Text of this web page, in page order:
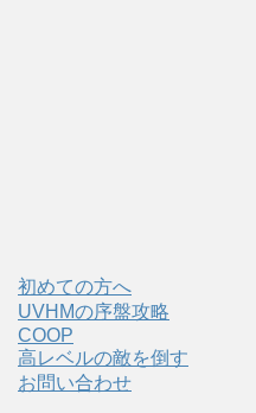
初めての方へ
UVHMの序盤攻略
COOP
高レベルの敵を倒す
お問い合わせ